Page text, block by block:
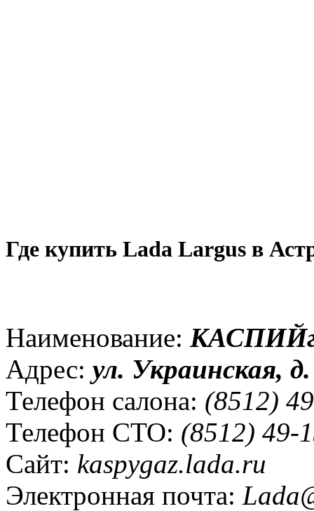
Где купить Lada Largus в
Наименование:
Адрес: ул. Украинская,
Телефон салона: (8512)
Телефон СТО: (8512) 49-
Сайт: kaspygaz.lada.ru
Электронная почта: